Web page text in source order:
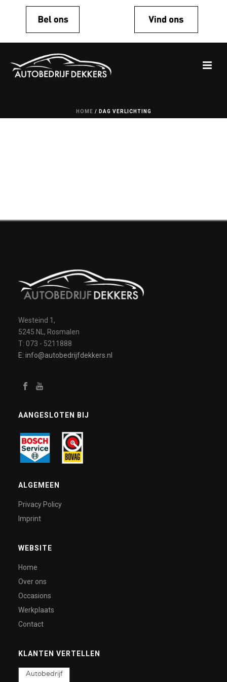
HOME / DAG VERLICHTING
Westeind 1,
5245 NL, Rosmalen
T: 073 - 5211888
E: info@autobedrijfdekkers.nl
AANGESLOTEN BIJ
ALGEMEEN
Privacy Policy
Imprint
WEBSITE
Home
Over ons
Occasions
Werkplaats
Contact
KLANTEN VERTELLEN
Autobedrijf